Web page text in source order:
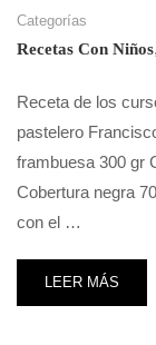
Categorías
Recetas Con Niños,
Receta de los
pastelero
frambuesa 300 gr
Cobertura negra
con el …
LEER MÁS